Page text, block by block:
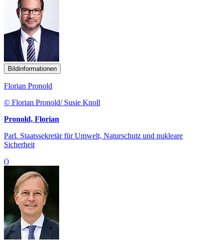
Bildinformationen
Florian Pronold
© Florian Pronold/ Susie Knoll
Pronold, Florian
Parl. Staatssekretär für Umwelt, Naturschutz und nukleare
Sicherheit
()